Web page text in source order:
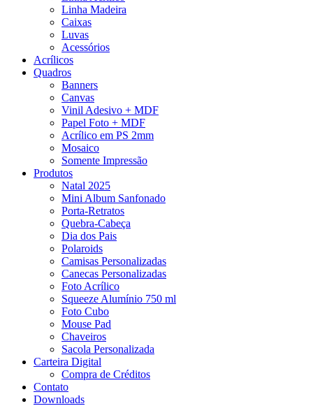
Linha Madeira
Caixas
Luvas
Acessórios
Acrílicos
Quadros
Banners
Canvas
Vinil Adesivo + MDF
Papel Foto + MDF
Acrílico em PS 2mm
Mosaico
Somente Impressão
Produtos
Natal 2025
Mini Album Sanfonado
Porta-Retratos
Quebra-Cabeça
Dia dos Pais
Polaroids
Camisas Personalizadas
Canecas Personalizadas
Foto Acrílico
Squeeze Alumínio 750 ml
Foto Cubo
Mouse Pad
Chaveiros
Sacola Personalizada
Carteira Digital
Compra de Créditos
Contato
Downloads